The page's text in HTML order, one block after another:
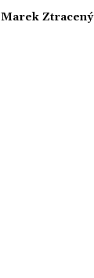
Marek Ztracený